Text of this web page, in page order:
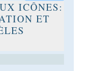
ICÔNES:
ET